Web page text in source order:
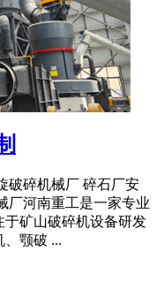
破碎机械厂 碎石厂安
厂河南重工是一家专业
于矿山破碎机设备研发
颚破 ...